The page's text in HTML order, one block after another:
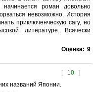
начинается роман довольно
невозможно. История
приключенческую сагу, но
литературе. Всячески
Оценка: 9
[ 10 ]
названий Японии.